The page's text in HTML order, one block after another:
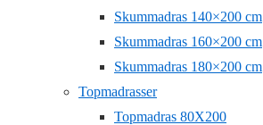
Skummadras 140×200 cm
Skummadras 160×200 cm
Skummadras 180×200 cm
Topmadrasser
Topmadras 80X200